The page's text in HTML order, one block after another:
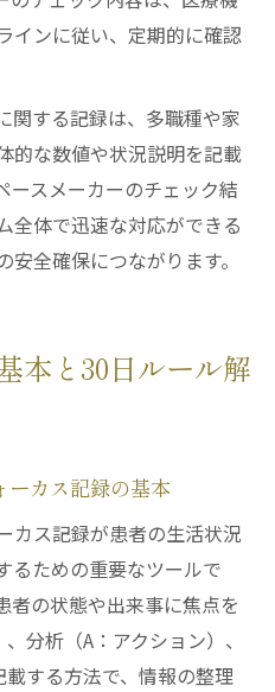
インに従い、定期的に確認
関する記録は、多職種や家
的な数値や状況説明を記載
ースメーカーのチェック結
全体で迅速な対応ができる
全確保につながります。
本と30日ルール解
ーカス記録の基本
カス記録が患者の生活状況
るための重要なツールで
者の状態や出来事に焦点を
分析（A：アクション）、
する方法で、情報の整理